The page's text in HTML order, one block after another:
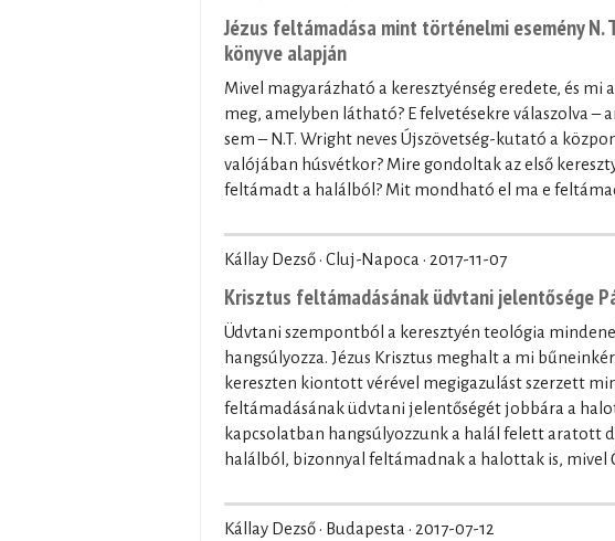
Jézus feltámadása mint történelmi esemény N.
könyve alapján
Mivel magyarázható a keresztyénség eredete, és
meg, amelyben látható? E felvetésekre válaszolva
sem – N.T. Wright neves Újszövetség-kutató a
valójában húsvétkor? Mire gondoltak az első
feltámadt a halálból? Mit mondható el ma e
Kállay Dezső · Cluj-Napoca · 2017-11-07
Krisztus feltámadásának üdvtani jelentősége
Üdvtani szempontból a keresztyén teológia
hangsúlyozza. Jézus Krisztus meghalt a mi
kereszten kiontott vérével megigazulást szerzett
feltámadásának üdvtani jelentőségét jobbára a
kapcsolatban hangsúlyozzunk a halál felett aratott
halálból, bizonnyal feltámadnak a halottak is, mivel Ő
Kállay Dezső · Budapesta · 2017-07-12